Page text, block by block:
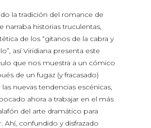
la tradición del romance de
narraba historias truculentas,
de los “gitanos de la cabra y
así Viridiana presenta este
que nos muestra a un cómico
de un fugaz (y fracasado)
nuevas tendencias escénicas,
ahora a trabajar en el más
del arte dramático para
Ahí, confundido y disfrazado